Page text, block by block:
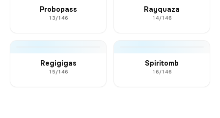
Probopass
13/146
Rayquaza
14/146
Regigigas
15/146
Spiritomb
16/146